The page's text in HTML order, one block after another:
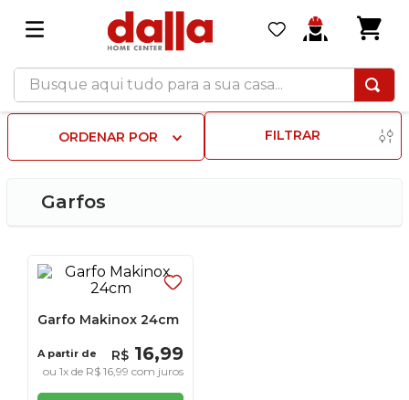
Busque aqui tudo para a sua casa...
ORDENAR POR FILTRAR
Garfos
Garfo Makinox 24cm
A partir de R$ 16,99
ou1x de R$ 16,99 com juros